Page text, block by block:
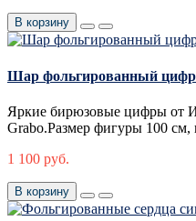
В корзину
Шар фольгированный
Яркие бирюзовые цифры от
Grabo.Размер фигуры 100 см,
1 100 руб.
В корзину